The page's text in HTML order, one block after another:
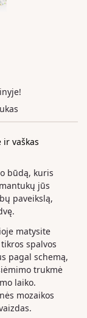
ir vaškas
būdą, kuris
jūs
paveikslą,
matysite
spalvos
pagal schemą,
trukmė
laiko.
mozaikos